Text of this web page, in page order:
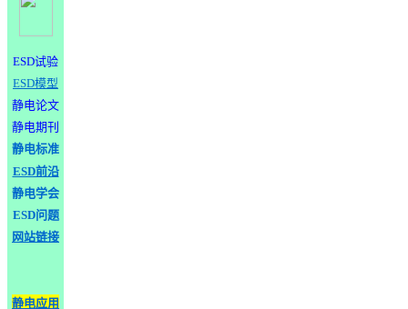
ESD试验
ESD模型
静电论文
静电期刊
静电标准
ESD前沿
静电学会
ESD问题
网站链接
静电应用